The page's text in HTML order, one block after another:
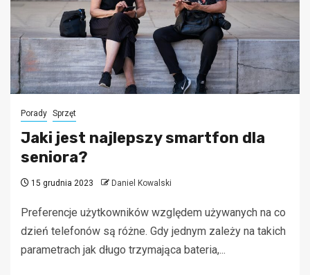
Porady Sprzęt
Jaki jest najlepszy smartfon dla
seniora?
15 grudnia 2023 Daniel Kowalski
Preferencje użytkowników względem używanych na co
dzień telefonów są różne. Gdy jednym zależy na takich
parametrach jak długo trzymająca bateria,...